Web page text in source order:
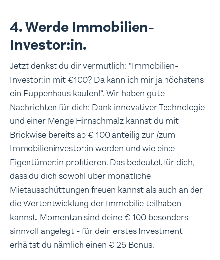
4. Werde Immobilien-
Investor:in.
Jetzt denkst du dir vermutlich: “Immobilien-
Investor:in mit €100? Da kann ich mir ja höchstens
ein Puppenhaus kaufen!“. Wir haben gute
Nachrichten für dich: Dank innovativer Technologie
und einer Menge Hirnschmalz kannst du mit
Brickwise bereits ab € 100 anteilig zur /zum
Immobilieninvestor:in werden und wie ein:e
Eigentümer:in profitieren. Das bedeutet für dich,
dass du dich sowohl über monatliche
Mietausschüttungen freuen kannst als auch an der
die Wertentwicklung der Immobilie teilhaben
kannst. Momentan sind deine € 100 besonders
sinnvoll angelegt - für dein erstes Investment
erhältst du nämlich einen € 25 Bonus.